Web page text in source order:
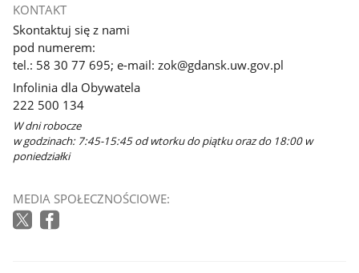
KONTAKT
Skontaktuj się z nami
pod numerem:
tel.: 58 30 77 695; e-mail: zok@gdansk.uw.gov.pl
Infolinia dla Obywatela
222 500 134
W dni robocze
w godzinach: 7:45-15:45 od wtorku do piątku oraz do 18:00 w
poniedziałki
MEDIA SPOŁECZNOŚCIOWE: